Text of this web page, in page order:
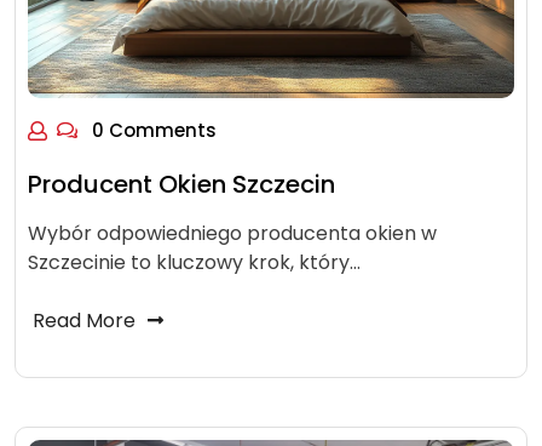
0 Comments
Producent Okien Szczecin
Wybór odpowiedniego producenta okien w
Szczecinie to kluczowy krok, który…
Read More